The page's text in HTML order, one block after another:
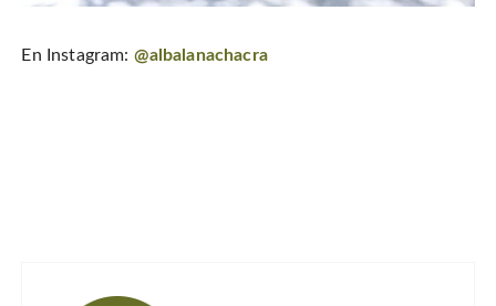
En Instagram: @albalanachacra